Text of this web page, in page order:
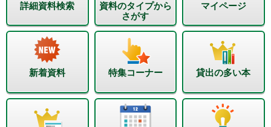
詳細資料検索
資料のタイプから
さがす
マイページ
新着資料 特集コーナー 貸出の多い本